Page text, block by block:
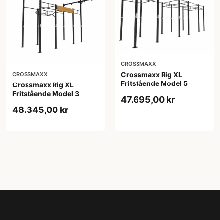
CROSSMAXX
Crossmaxx Rig XL
Fritstående Model 3
48.345,00 kr
CROSSMAXX
Crossmaxx Rig XL
Fritstående Model 5
47.695,00 kr